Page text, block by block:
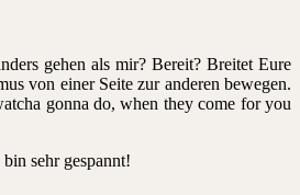
gehen als mir? Bereit? Breitet Eure
von einer Seite zur anderen bewegen.
gonna do, when they come for you
sehr gespannt!